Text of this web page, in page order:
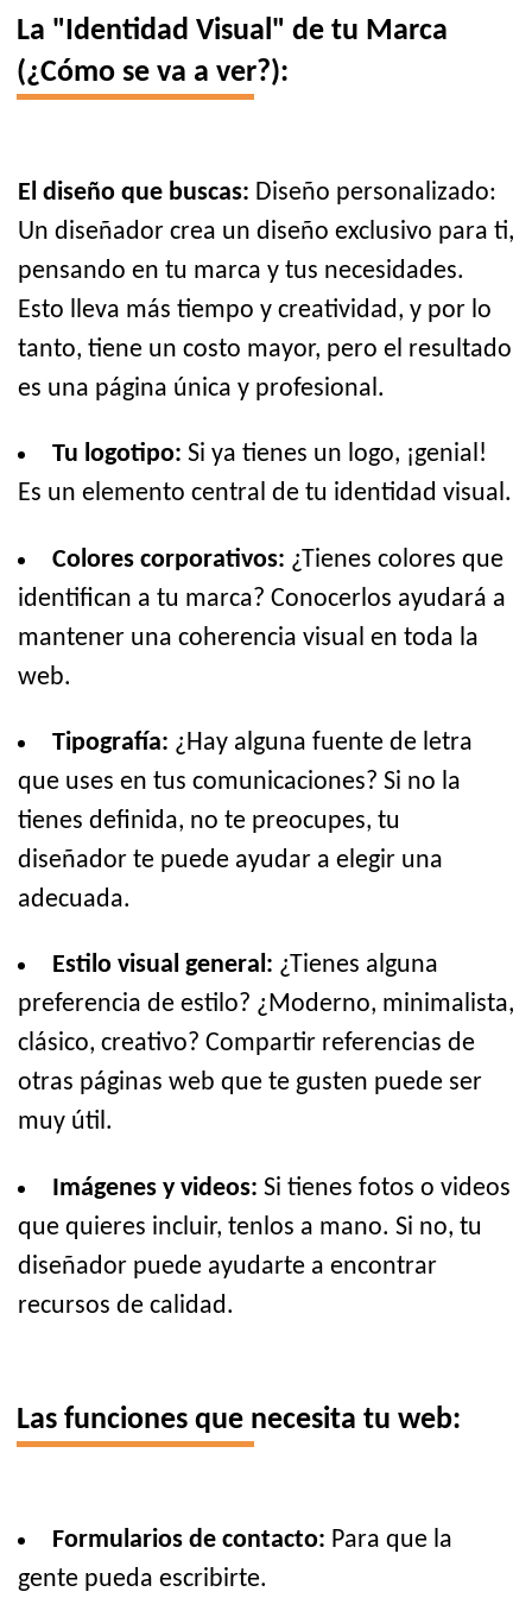
La "Identidad Visual" de tu Marca
(¿Cómo se va a ver?):
El diseño que buscas: Diseño personalizado:
Un diseñador crea un diseño exclusivo para ti,
pensando en tu marca y tus necesidades.
Esto lleva más tiempo y creatividad, y por lo
tanto, tiene un costo mayor, pero el resultado
es una página única y profesional.
Tu logotipo: Si ya tienes un logo, ¡genial!
Es un elemento central de tu identidad visual.
Colores corporativos: ¿Tienes colores que
identifican a tu marca? Conocerlos ayudará a
mantener una coherencia visual en toda la
web.
Tipografía: ¿Hay alguna fuente de letra
que uses en tus comunicaciones? Si no la
tienes definida, no te preocupes, tu
diseñador te puede ayudar a elegir una
adecuada.
Estilo visual general: ¿Tienes alguna
preferencia de estilo? ¿Moderno, minimalista,
clásico, creativo? Compartir referencias de
otras páginas web que te gusten puede ser
muy útil.
Imágenes y videos: Si tienes fotos o videos
que quieres incluir, tenlos a mano. Si no, tu
diseñador puede ayudarte a encontrar
recursos de calidad.
Las funciones que necesita tu web:
Formularios de contacto: Para que la
gente pueda escribirte.